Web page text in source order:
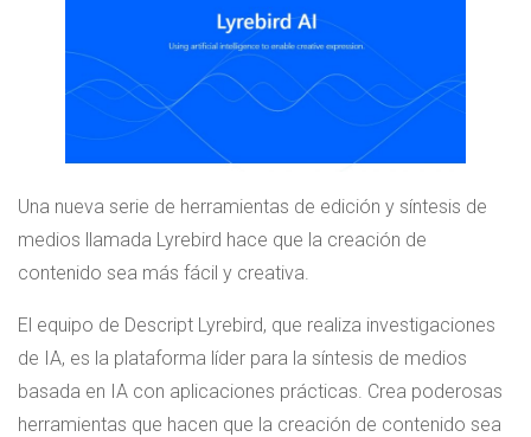
Una nueva serie de herramientas de edición y síntesis de
medios llamada Lyrebird hace que la creación de
contenido sea más fácil y creativa.
El equipo de Descript Lyrebird, que realiza investigaciones
de IA, es la plataforma líder para la síntesis de medios
basada en IA con aplicaciones prácticas. Crea poderosas
herramientas que hacen que la creación de contenido sea